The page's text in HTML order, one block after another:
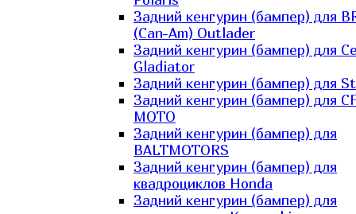
Задний кенгурин (бампер) для
(Can-Am) Outlader
Задний кенгурин (бампер) для
Gladiator
Задний кенгурин (бампер) для
Задний кенгурин (бампер) для
MOTO
Задний кенгурин (бампер) для
BALTMOTORS
Задний кенгурин (бампер) для
квадроциклов Honda
Задний кенгурин (бампер) для